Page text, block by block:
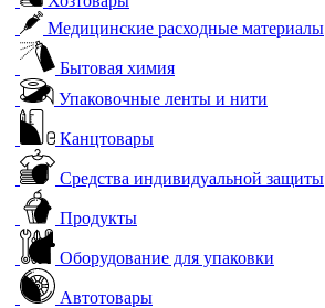
Медицинские расходные материалы
Бытовая химия
Упаковочные ленты и нити
Канцтовары
Средства индивидуальной защиты
Продукты
Оборудование для упаковки
Автотовары